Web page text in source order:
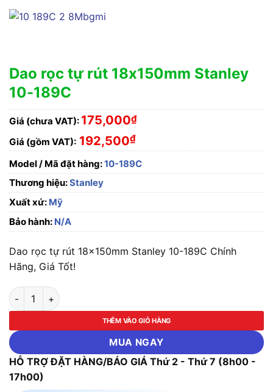
Dao rọc tự rút 18x150mm Stanley
10-189C
Giá (chưa VAT): 175,000₫
Giá (gồm VAT): 192,500₫
Model / Mã đặt hàng:10-189C
Thương hiệu:Stanley
Xuất xứ: Mỹ
Bảo hành: N/A
Dao rọc tự rút 18x150mm Stanley 10-189C Chính
Hãng, Giá Tốt!
Dao rọc tự rút 18x150mm Stanley 10-189C số lượng
THÊM VÀO GIỎ HÀNG
MUA NGAY
HỖ TRỢ ĐẶT HÀNG/BÁO GIÁ Thứ 2 - Thứ 7 (8h00 -
17h00)